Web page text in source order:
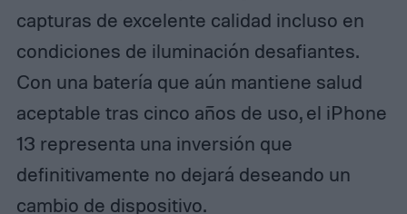
capturas de excelente calidad incluso en
condiciones de iluminación desafiantes.
Con una batería que aún mantiene salud
aceptable tras cinco años de uso, el iPhone
13 representa una inversión que
definitivamente no dejará deseando un
cambio de dispositivo.